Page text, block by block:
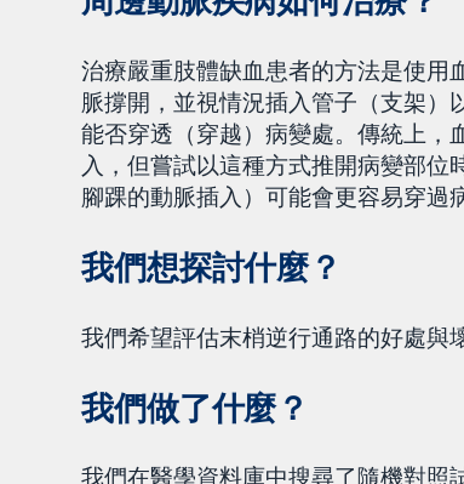
治療嚴重肢體缺血患者的方法是使用
脈撐開，並視情況插入管子（支架）
能否穿透（穿越）病變處。傳統上，
入，但嘗試以這種方式推開病變部
腳踝的動脈插入）可能會更容易穿過
我們想探討什麼？
我們希望評估末梢逆行通路的好處與
我們做了什麼？
我們在醫學資料庫中搜尋了隨機對照